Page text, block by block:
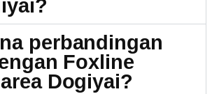
perbandingan
Foxline
Dogiyai?